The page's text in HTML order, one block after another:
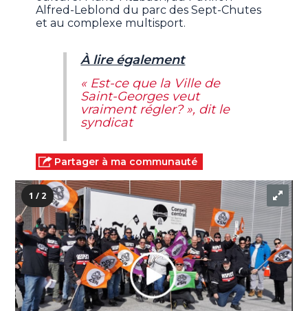
Alfred-Leblond du parc des Sept-Chutes
et au complexe multisport.
À lire également
« Est-ce que la Ville de
Saint-Georges veut
vraiment régler? », dit le
syndicat
Partager à ma communauté
1 / 2